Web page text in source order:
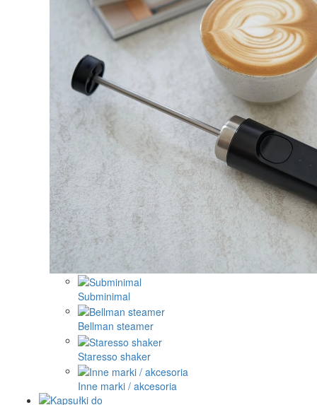
Subminimal
Bellman steamer
Staresso shaker
Inne marki / akcesoria